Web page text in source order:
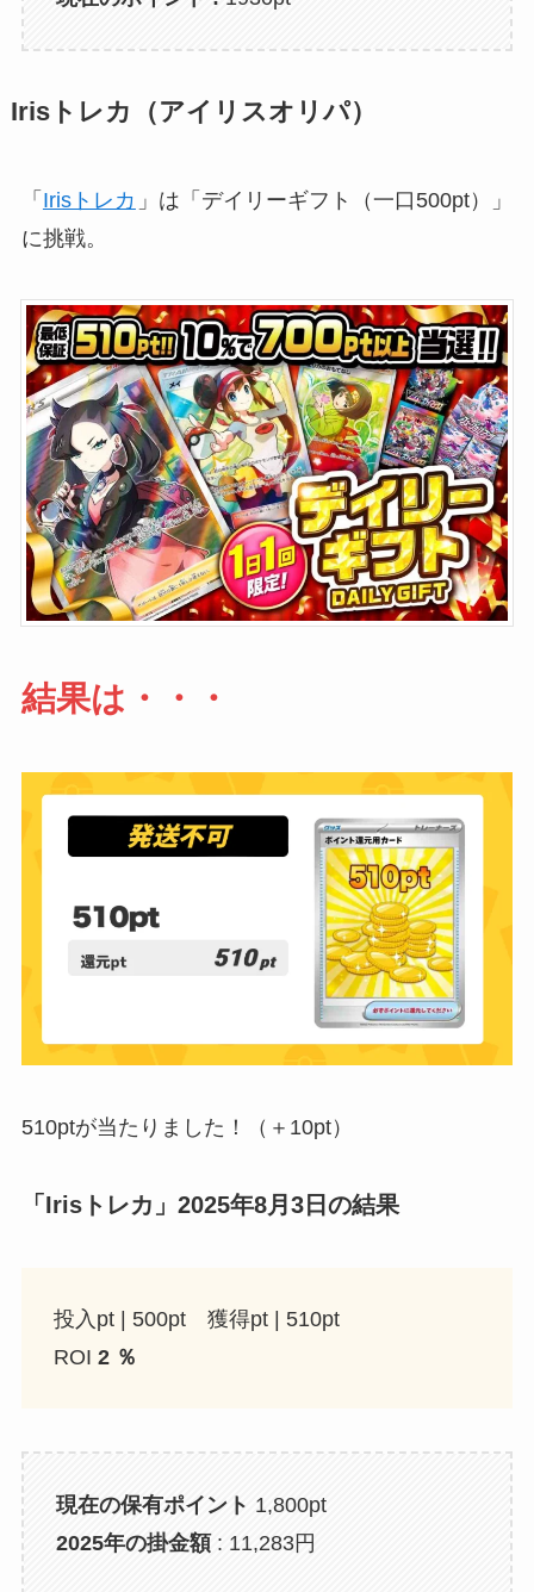
Irisトレカ（アイリスオリパ）
「 Irisトレカ 」は「デイリーギフト（一口500pt）」
に挑戦。
結果は・・・
510ptが当たりました！（＋10pt）
「Irisトレカ」2025年8月3日の結果
投入pt | 500pt 獲得pt | 510pt
ROI 2 ％
現在の保有ポイント 1,800pt
2025年の掛金額: 11,283円